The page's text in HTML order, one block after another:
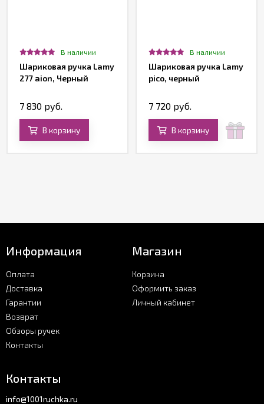
В наличии
Шариковая ручка Lamy
277 aion, Черный
7 830 руб.
В корзину
В наличии
Шариковая ручка Lamy
pico, черный
7 720 руб.
В корзину
Информация
Оплата
Доставка
Гарантии
Возврат
Обзоры ручек
Контакты
Магазин
Корзина
Оформить заказ
Личный кабинет
Контакты
info@1001ruchka.ru